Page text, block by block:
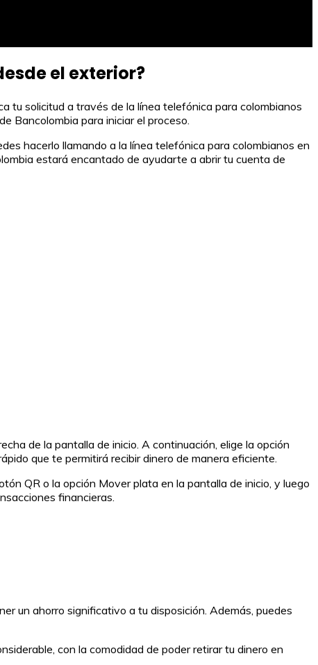
el exterior?
tu solicitud a través de la línea telefónica para colombianos
Bancolombia para iniciar el proceso.
hacerlo llamando a la línea telefónica para colombianos en
estará encantado de ayudarte a abrir tu cuenta de
de la pantalla de inicio. A continuación, elige la opción
que te permitirá recibir dinero de manera eficiente.
QR o la opción Mover plata en la pantalla de inicio, y luego
financieras.
un ahorro significativo a tu disposición. Además, puedes
con la comodidad de poder retirar tu dinero en